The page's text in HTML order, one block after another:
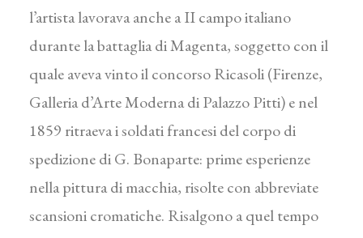
l’artista lavorava anche a II campo italiano
durante la battaglia di Magenta, soggetto con il
quale aveva vinto il concorso Ricasoli (Firenze,
Galleria d’Arte Moderna di Palazzo Pitti) e nel
1859 ritraeva i soldati francesi del corpo di
spedizione di G. Bonaparte: prime esperienze
nella pittura di macchia, risolte con abbreviate
scansioni cromatiche. Risalgono a quel tempo